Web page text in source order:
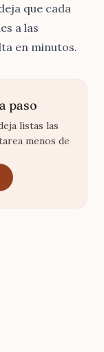
que cada
a las
en minutos.
paso
listas las
menos de